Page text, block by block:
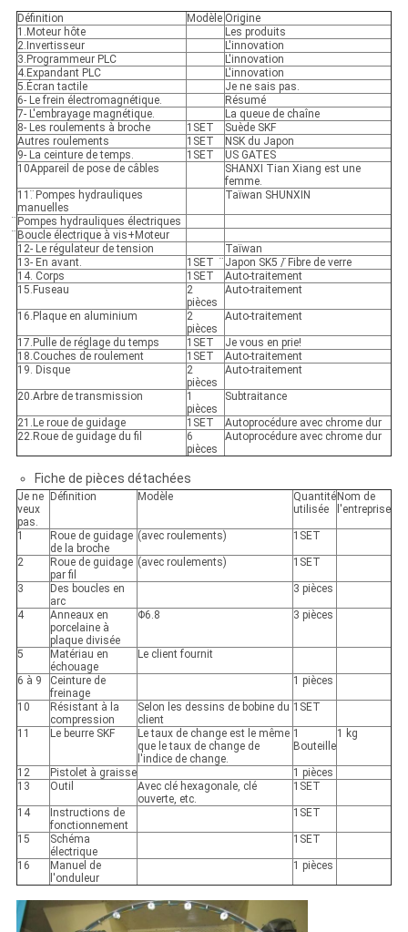
Définition Modèle Origine
1.Moteur hôte
Les produits
2.Invertisseur
L'innovation
3.Programmeur PLC
L'innovation
4.Expandant PLC
L'innovation
5.Écran tactile
Je ne sais pas.
6- Le frein électromagnétique.
Résumé
7- L'embrayage magnétique.
La queue de chaîne
8- Les roulements à broche
1SET
Suède SKF
Autres roulements
1SET
NSK du Japon
9- La ceinture de temps.
1SET
US GATES
10Appareil de pose de câbles
SHANXI Tian Xiang est une
femme.
11. ̈Pompes hydrauliques
manuelles
Taïwan SHUNXIN
̈Pompes hydrauliques électriques
̈Boucle électrique à vis+Moteur
12- Le régulateur de tension
Taïwan
13- En avant.
1SET
̈Japon SK5 / ̈Fibre de verre
14. Corps
1SET
Auto-traitement
15.Fuseau
2
pièces
Auto-traitement
16.Plaque en aluminium
2
pièces
Auto-traitement
17.Pulle de réglage du temps 1SET
Je vous en prie!
18.Couches de roulement
1SET
Auto-traitement
19. Disque
2
pièces
Auto-traitement
20.Arbre de transmission
1
pièces
Subtraitance
21.Le roue de guidage 1SET
Autoprocédure avec chrome dur
22.Roue de guidage du fil
6
pièces
Autoprocédure avec chrome dur
Fiche de pièces détachées
Je ne
veux
pas.
Définition Modèle
Quantité
utilisée
Nom de
l'entreprise
1
Roue de guidage
de la broche
(avec roulements) 1SET
2
Roue de guidage
par fil
(avec roulements) 1SET
3
Des boucles en
arc
3 pièces
4
Anneaux en
porcelaine à
plaque divisée
Φ6.8 3 pièces
5
Matériau en
échouage
Le client fournit
6 à 9
Ceinture de
freinage
1 pièces
10
Résistant à la
compression
Selon les dessins de bobine du
client
1SET
11 Le beurre SKF
Le taux de change est le même
que le taux de change de
l'indice de change.
1
Bouteille
1 kg
12 Pistolet à graisse
1 pièces
13
Outil
Avec clé hexagonale, clé
ouverte, etc.
1SET
14
Instructions de
fonctionnement
1SET
15
Schéma
électrique
1SET
16
Manuel de
l'onduleur
1 pièces